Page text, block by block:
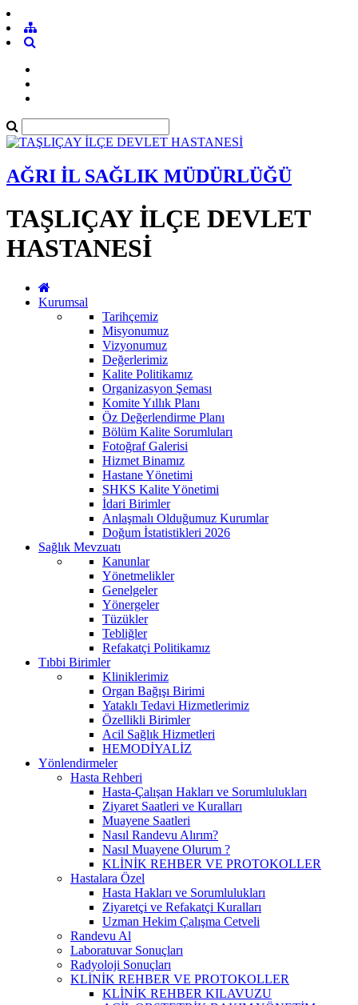
AĞRI İL SAĞLIK MÜDÜRLÜĞÜ
TAŞLIÇAY İLÇE DEVLET
HASTANESİ
Kurumsal
Tarihçemiz
Misyonumuz
Vizyonumuz
Değerlerimiz
Kalite Politikamız
Organizasyon Şeması
Komite Yıllık Planı
Öz Değerlendirme Planı
Bölüm Kalite Sorumluları
Fotoğraf Galerisi
Hizmet Binamız
Hastane Yönetimi
SHKS Kalite Yönetimi
İdari Birimler
Anlaşmalı Olduğumuz Kurumlar
Doğum İstatistikleri 2026
Sağlık Mevzuatı
Kanunlar
Yönetmelikler
Genelgeler
Yönergeler
Tüzükler
Tebliğler
Refakatçi Politikamız
Tıbbi Birimler
Kliniklerimiz
Organ Bağışı Birimi
Yataklı Tedavi Hizmetlerimiz
Özellikli Birimler
Acil Sağlık Hizmetleri
HEMODİYALİZ
Yönlendirmeler
Hasta Rehberi
Hasta-Çalışan Hakları ve Sorumlulukları
Ziyaret Saatleri ve Kuralları
Muayene Saatleri
Nasıl Randevu Alırım?
Nasıl Muayene Olurum ?
KLİNİK REHBER VE PROTOKOLLER
Hastalara Özel
Hasta Hakları ve Sorumlulukları
Ziyaretçi ve Refakatçi Kuralları
Uzman Hekim Çalışma Cetveli
Randevu Al
Laboratuvar Sonuçları
Radyoloji Sonuçları
KLİNİK REHBER VE PROTOKOLLER
KLİNİK REHBER KILAVUZU